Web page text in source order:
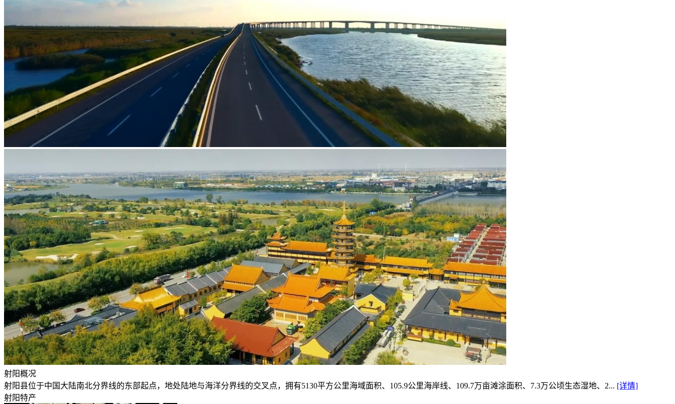
射阳概况
射阳县位于中国大陆南北分界线的东部起点，地处陆地与海洋分界线的交叉点，拥有5130平方公里海域面积、105.9公里海岸线、109.7万亩滩涂面积、7.3万公顷生态湿地、2... [详情]
射阳特产